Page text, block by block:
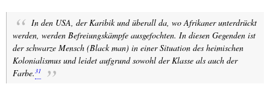
In den USA, der Karibik und überall da, wo Afrikaner unterdrückt
werden, werden Befreiungskämpfe ausgefochten. In diesen Gegenden ist
der schwarze Mensch (Black man) in einer Situation des heimischen
Kolonialismus und leidet aufgrund sowohl der Klasse als auch der
Farbe. 31